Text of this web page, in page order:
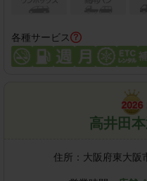
各種サービス
高井田
住所： 大阪府東大阪